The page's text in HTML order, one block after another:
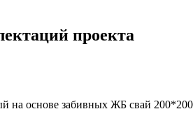
проекта
на основе забивных ЖБ свай